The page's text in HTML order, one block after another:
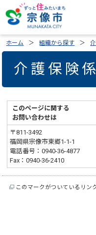
ホーム 組織から探す
介護保険係
このページに関する
お問い合わせは
〒811-3492
福岡県宗像市東郷1-1-1
電話番号：0940-36-4877
Fax：0940-36-2410
このマークがついているリン